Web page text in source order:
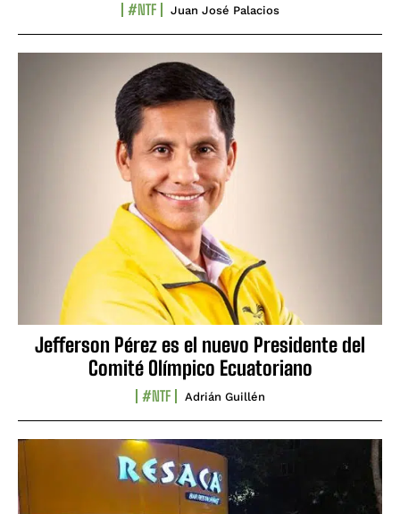
#NTF Juan José Palacios
Jefferson Pérez es el nuevo Presidente del
Comité Olímpico Ecuatoriano
#NTF Adrián Guillén